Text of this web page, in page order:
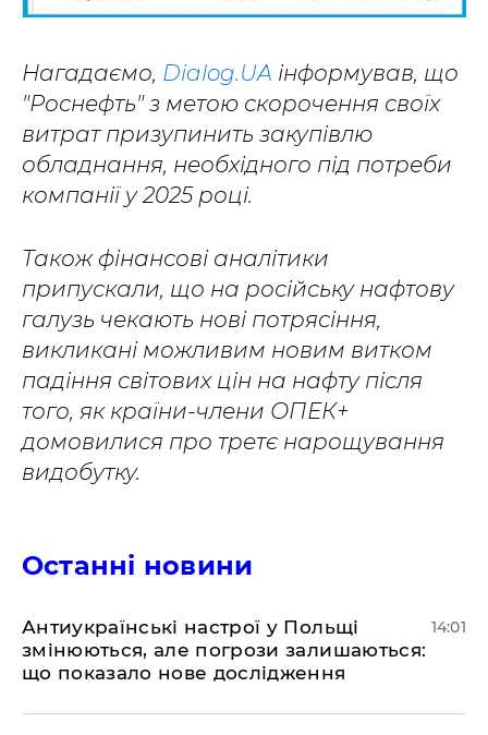
Нагадаємо, Dialog.UA інформував, що
"Роснефть" з метою скорочення своїх
витрат призупинить закупівлю
обладнання, необхідного під потреби
компанії у 2025 році.
Також фінансові аналітики
припускали, що на російську нафтову
галузь чекають нові потрясіння,
викликані можливим новим витком
падіння світових цін на нафту після
того, як країни-члени ОПЕК+
домовилися про третє нарощування
видобутку.
Останні новини
Антиукраїнські настрої у Польщі
змінюються, але погрози залишаються:
що показало нове дослідження
14:01